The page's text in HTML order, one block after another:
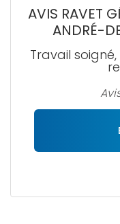
AVIS RAVET
ANDRÉ-
Travail